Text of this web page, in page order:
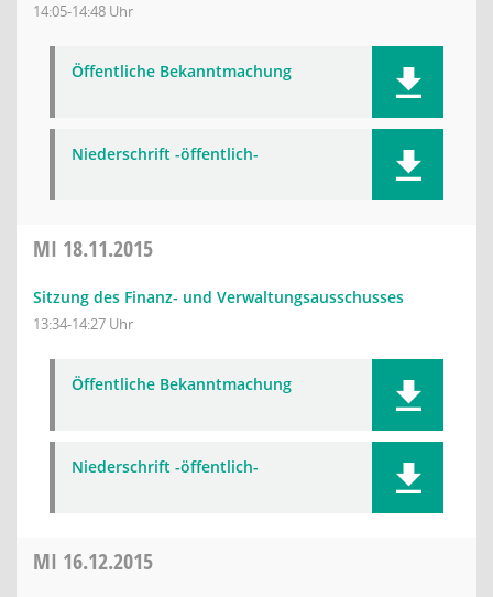
14:05-14:48 Uhr
Öffentliche Bekanntmachung
Niederschrift -öffentlich-
MI 18.11.2015
Sitzung des Finanz- und Verwaltungsausschusses
13:34-14:27 Uhr
Öffentliche Bekanntmachung
Niederschrift -öffentlich-
MI 16.12.2015